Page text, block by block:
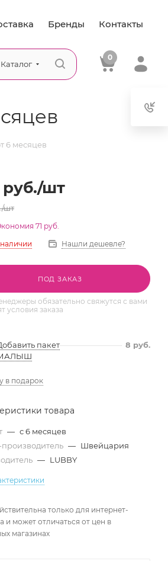
Бренды Контакты
Каталог
0
6 месяцев
руб./шт
/шт
71 руб.
Нашли дешевле?
ПОД ЗАКАЗ
обязательно свяжутся с вами
условия заказа
пакет
8 руб.
в подарок
товара
— с 6 месяцев
— Швейцария
— LUBBY
только для интернет-
и может отличаться от цен в
магазинах